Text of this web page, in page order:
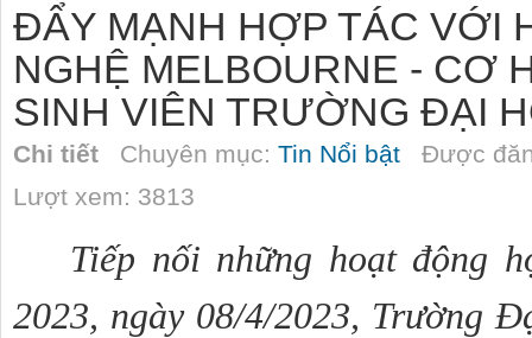
ĐẨY MẠNH HỢP TÁC VỚI
NGHỆ MELBOURNE - CƠ
SINH VIÊN TRƯỜNG ĐẠI
Chi tiết Chuyên mục: Tin Nổi bật Được
Lượt xem: 3813
Tiếp nối những hoạt động
2023, ngày 08/4/2023, Trường